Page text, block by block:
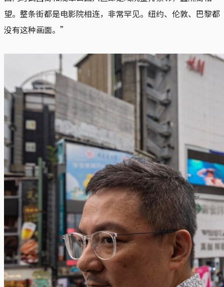
望。整条街都是电影院相连，非常罕见。纽约、伦敦、巴黎都
没有这种画面。”